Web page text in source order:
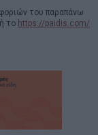
του παραπάνω
το https://paidis.com/